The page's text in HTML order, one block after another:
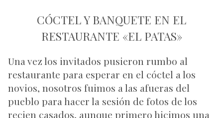
CÓCTEL Y BANQUETE EN EL
RESTAURANTE «EL PATAS»
Una vez los invitados pusieron rumbo al
restaurante para esperar en el cóctel a los
novios, nosotros fuimos a las afueras del
pueblo para hacer la sesión de fotos de los
recien casados, aunque primero hicimos una